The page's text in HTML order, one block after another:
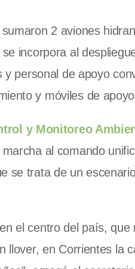
2 aviones
incorpora al
y personal de apoyo
y móviles de
y Monitoreo
al comando
se trata de un
el centro del país,
llover, en Corrientes la